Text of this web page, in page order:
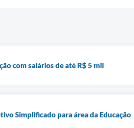
com salários de até R$ 5 mil
Simplificado para área da Educação